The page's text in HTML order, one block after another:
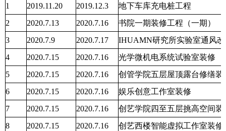
1
2019.11.20 2019.12.3
地下车库充电桩工程
2
2020.7.13 2020.7.16
书院一期装修工程（一期）
3
2020.7.9 2020.7.17
IHUAMN研究所实验室通风
4
2020.7.15 2020.7.16
光学微机电系统试验室装修
5
2020.7.15 2020.7.16
创管学院五层屋顶露台修缮装
6
2020.7.15 2020.7.16
娱乐创意工作室装修
7
2020.7.15 2020.7.16
创艺学院四至五层挑高空间装
8
2020.7.15 2020.7.16
创艺西楼智能虚拟工作室装修